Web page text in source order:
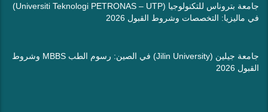
جامعة بتروناس للتكنولوجيا (Universiti Teknologi PETRONAS – UTP)
في ماليزيا: التخصصات وشروط القبول 2026
جامعة جيلين (Jilin University) في الصين: رسوم الطب MBBS وشروط
القبول 2026